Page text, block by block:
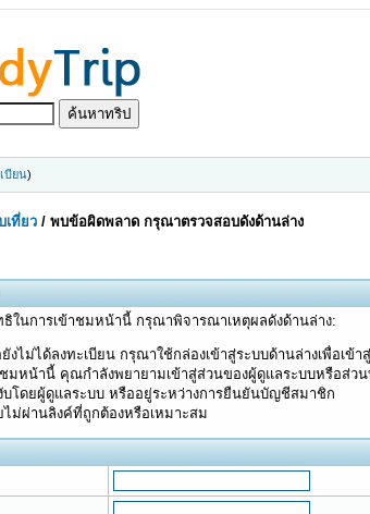
บียน)
เที่ยว /พบข้อผิดพลาด กรุณาตรวจสอบดังด้านล่าง
ในการเข้าชมหน้านี้ กรุณาพิจารณาเหตุผลดังด้านล่าง:
ไม่ได้ลงทะเบียน กรุณาใช้กล่องเข้าสู่ระบบด้านล่างเพื่อเข้า
มหน้านี้ คุณกำลังพยายามเข้าสู่ส่วนของผู้ดูแลระบบหรือส่
โดยผู้ดูแลระบบ หรืออยู่ระหว่างการยืนยันบัญชีสมาชิก
ม่ผ่านลิงค์ที่ถูกต้องหรือเหมาะสม